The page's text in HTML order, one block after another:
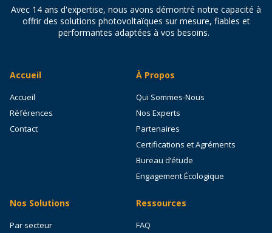
Avec 14 ans d'expertise, nous avons démontré notre capacité à
offrir des solutions photovoltaïques sur mesure, fiables et
performantes adaptées à vos besoins.
Accueil
Accueil
Références
Contact
À Propos
Qui Sommes-Nous
Nos Experts
Partenaires
Certifications et Agréments
Bureau d’étude
Engagement Écologique
Nos Solutions
Par secteur
Ressources
FAQ